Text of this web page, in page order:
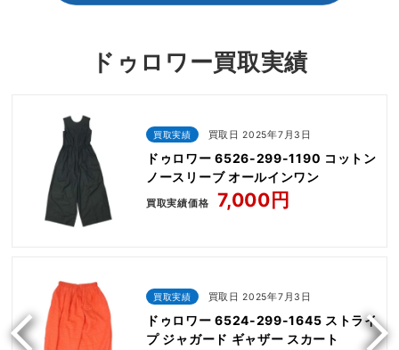
ドゥロワー買取実績
買取実績 買取日 2025年7月3日
ドゥロワー 6526-299-1190 コットン
ノースリーブ オールインワン
買取実績価格 7,000円
買取実績 買取日 2025年7月3日
ドゥロワー 6524-299-1645 ストライ
プ ジャガード ギャザー スカート